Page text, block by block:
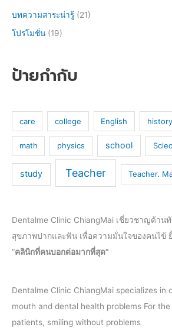
บทความสาระน่ารู้ (21)
โปรโมชั่น (19)
ป้ายกำกับ
care college English history
math physics school
study Teacher Teacher.
Dentalme Clinic ChiangMai เชี่ยวชาญด้าน
สุขภาพปากและฟัน เพื่อความมั่นใจของคนไข้
“คลินิกที่คนบอกต่อมากที่สุด”
Dentalme Clinic ChiangMai specializes in
mouth and dental health problems For
patients, smiling without problems